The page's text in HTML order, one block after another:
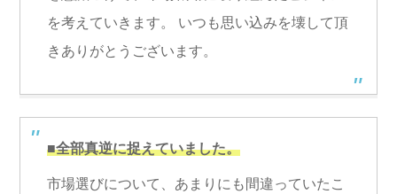
を考えていきます。 いつも思い込みを壊して頂
きありがとうございます。
■全部真逆に捉えていました。
市場選びについて、あまりにも間違っていたこ